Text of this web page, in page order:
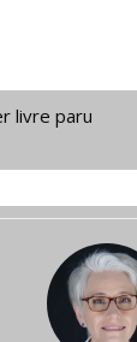
livre paru